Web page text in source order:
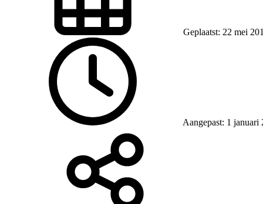
Geplaatst: 22 mei
Aangepast: 1 januari